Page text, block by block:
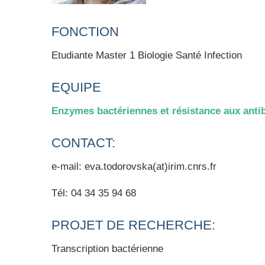
FONCTION
Etudiante Master 1 Biologie Santé Infection
EQUIPE
Enzymes bactériennes et résistance aux
CONTACT:
e-mail: eva.todorovska(at)irim.cnrs.fr
Tél: 04 34 35 94 68
PROJET DE RECHERCHE:
Transcription bactérienne